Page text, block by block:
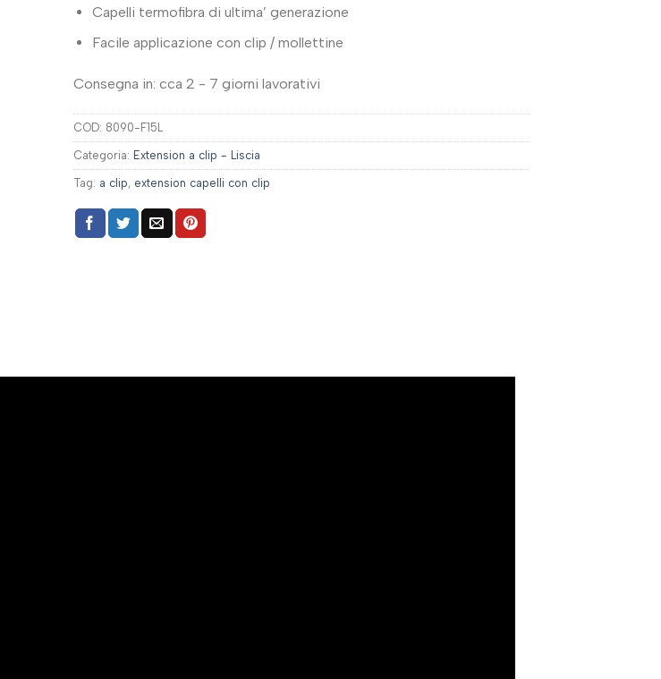
Capelli termofibra di ultima’ generazione
Facile applicazione con clip / mollettine
Consegna in: cca 2 - 7 giorni lavorativi
COD: 8090-F15L
Categoria: Extension a clip - Liscia
Tag: a clip, extension capelli con clip